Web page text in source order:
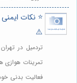
⭐️ نکات
⚠️
تردمیل در
تمرینات هوازی
فعالیت بدنی